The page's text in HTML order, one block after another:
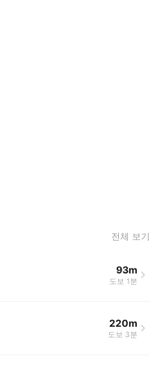
전체 보기
93m
도보 1분
220m
도보 3분